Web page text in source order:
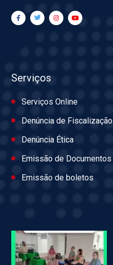
Serviços
Serviços Online
Denúncia de Fiscalização
Denúncia Ética
Emissão de Documentos
Emissão de boletos